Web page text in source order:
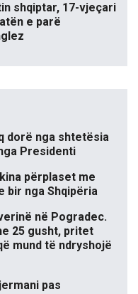
shqiptar, 17-vjeçari
e parë
dorë nga shtetësia
Presidenti
përplaset me
bir nga Shqipëria
në Pogradec.
25 gusht, pritet
mund të ndryshojë
pas